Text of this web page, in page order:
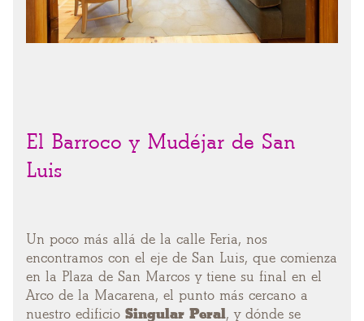
El Barroco y Mudéjar de San
Luis
Un poco más allá de la calle Feria, nos
encontramos con el eje de San Luis, que comienza
en la Plaza de San Marcos y tiene su final en el
Arco de la Macarena, el punto más cercano a
nuestro edificio Singular Peral, y dónde se